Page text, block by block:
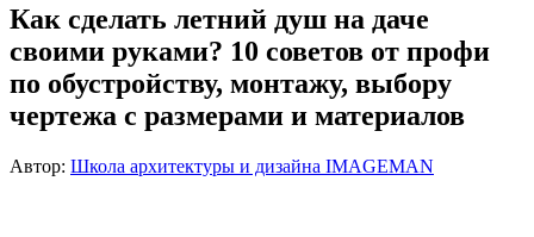
Как сделать летний душ на даче
своими руками? 10 советов от профи
по обустройству, монтажу, выбору
чертежа с размерами и материалов
Автор: Школа архитектуры и дизайна IMAGEMAN